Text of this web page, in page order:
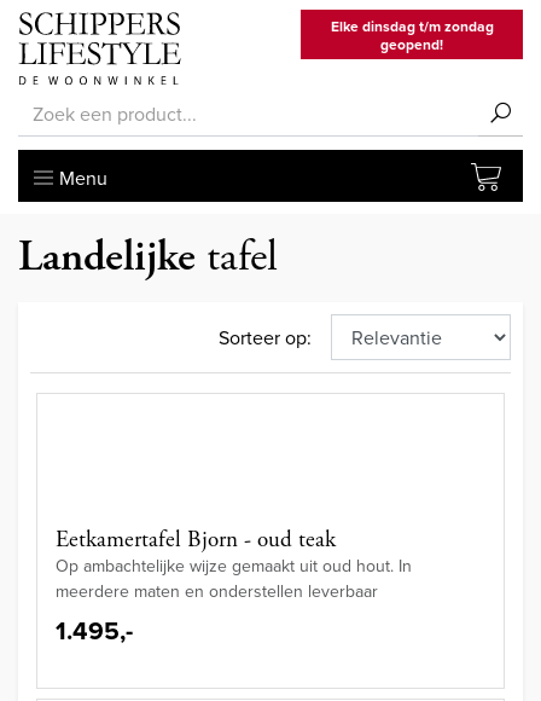
Elke dinsdag t/m zondag
geopend!
Menu
Landelijke tafel
Sorteer op:
Eetkamertafel Bjorn - oud teak
Op ambachtelijke wijze gemaakt uit oud hout. In
meerdere maten en onderstellen leverbaar
1.495,-